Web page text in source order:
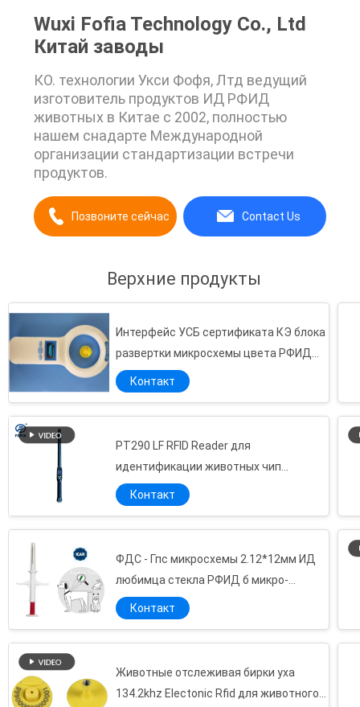
Wuxi Fofia Technology Co., Ltd
Китай заводы
КО. технологии Укси Фофя, Лтд ведущий
изготовитель продуктов ИД РФИД
животных в Китае с 2002, полностью
нашем снадарте Международной
организации стандартизации встречи
продуктов.
Позвоните сейчас Contact Us
Верхние продукты
Интерфейс УСБ сертификата КЭ блока
развертки микросхемы цвета РФИД
жемчуга белый соединяется с
прибором ПК
Контакт
PT290 LF RFID Reader для
идентификации животных чип
животного микрочипа сканера
домашнего питомца читатель тегов
животных
Контакт
ФДС - Гпс микросхемы 2.12*12мм ИД
любимца стекла РФИД б микро-
отслеживая для животных
Контакт
Животные отслеживая бирки уха
134.2khz Electonic Rfid для животного
Высокочастотный читатель бирки УСБ животный Хандхэльд с электропитанием 3 АА
дом идентичности 134.2Хз снова откалывает читателя, поддержку Блуэтоотх блока развертки микросхемы любимца
Блок развертки управления РФИД поголовья Хандхэльд/читатель для животного идентификации